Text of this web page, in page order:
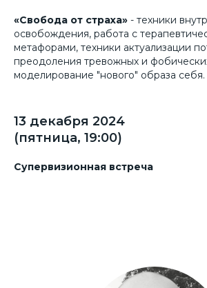
«Свобода от страха» - техники
освобождения, работа с
метафорами, техники актуализации
преодоления тревожных и
моделирование "нового" образа себя.
13 декабря 2024
(пятница, 19:00)
Супервизионная встреча